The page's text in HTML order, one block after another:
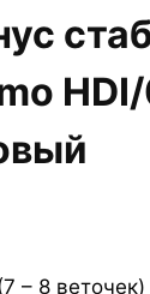
– 8 веточек)